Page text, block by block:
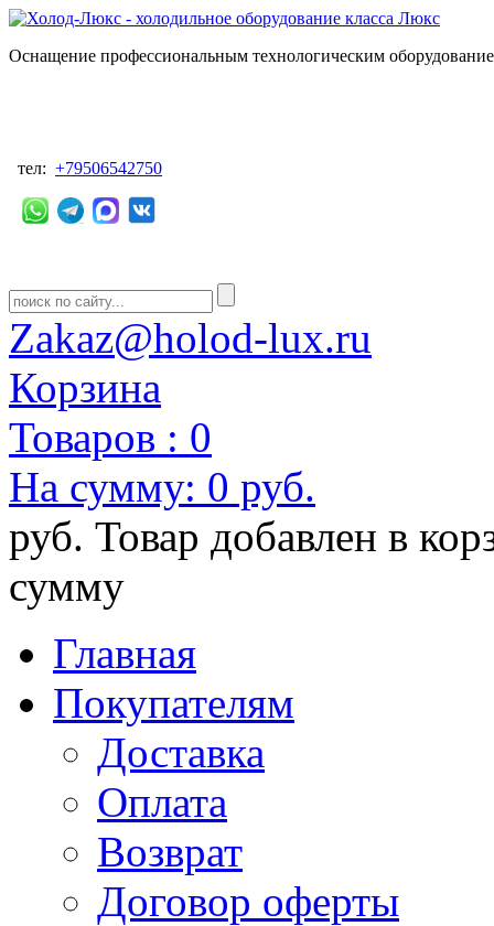
Оснащение профессиональным технологическим
тел: +79506542750
Zakaz@holod-lux.ru
Корзина
Товаров : 0
На сумму: 0 руб.
руб. Товар добавлен в
сумму
Главная
Покупателям
Доставка
Оплата
Возврат
Договор оферты